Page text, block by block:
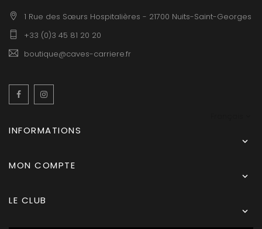
1 Rue des Sœurs Hospitalières - 21700 Nuits-Saint-Georges
+33 (0)3 45 81 20 20
boutique@caves-carriere.fr
Facebook
INFORMATIONS

MON COMPTE

LE CLUB
